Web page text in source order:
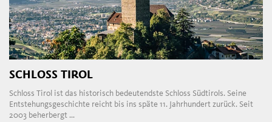
SCHLOSS TIROL
Schloss Tirol ist das historisch bedeutendste Schloss Südtirols. Seine
Entstehungsgeschichte reicht bis ins späte 11. Jahrhundert zurück. Seit
2003 beherbergt ...